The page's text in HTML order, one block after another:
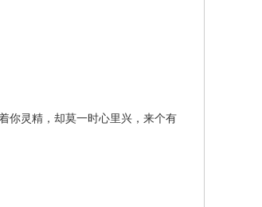
灵精，却莫一时心里兴，来个有